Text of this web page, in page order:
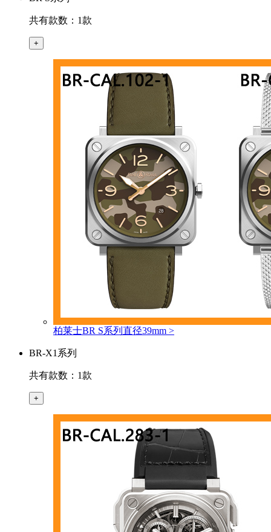
共有款数：1款
+
柏莱士BR S系列直径39mm >
BR-X1系列
共有款数：1款
+